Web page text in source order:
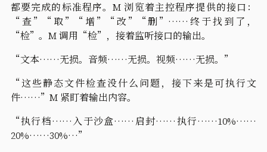
都要完成的标准程序。M 浏览着主控程序提供的接口：
“查”“取”“增”“改”“删”……终于找到了，
“检”。M 调用“检”，接着监听接口的输出。
“文本……无损。音频……无损。视频……无损。”
“这些静态文件检查没什么问题，接下来是可执行文
件……”M 紧盯着输出内容。
“执行档……入于沙盒……启封……执行……10%……
20%……30%…”